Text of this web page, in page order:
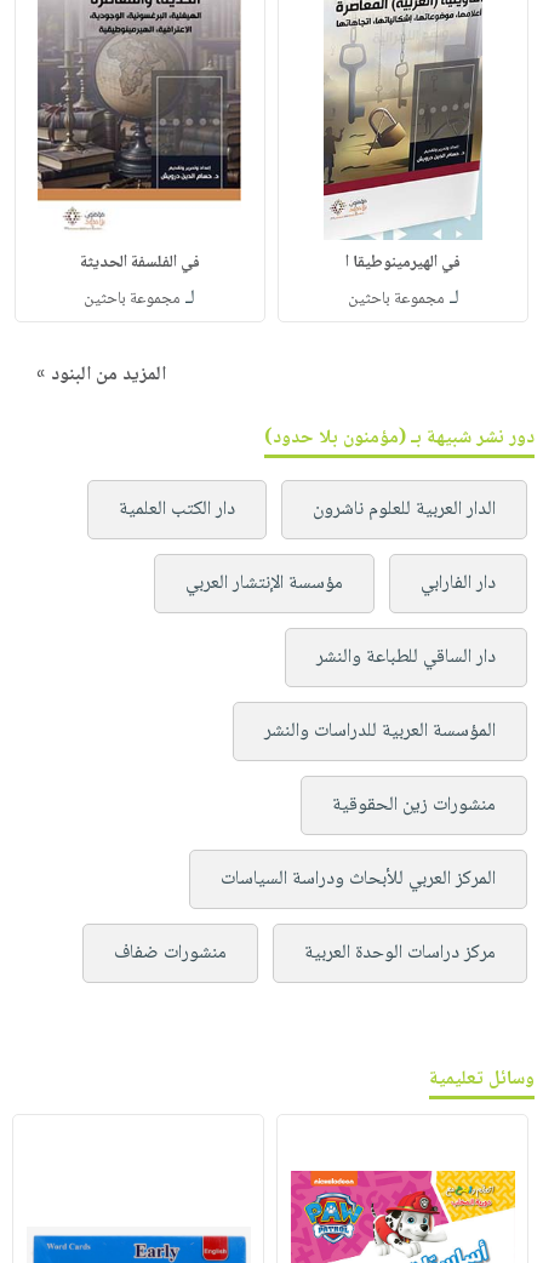
في الهيرمينوطيقا ا
لـ مجموعة باحثين
في الفلسفة الحديثة
لـ مجموعة باحثين
المزيد من البنود »
دور نشر شبيهة بـ (مؤمنون بلا حدود)
الدار العربية للعلوم ناشرون دار الكتب العلمية
دار الفارابي مؤسسة الإنتشار العربي
دار الساقي للطباعة والنشر
المؤسسة العربية للدراسات والنشر
منشورات زين الحقوقية
المركز العربي للأبحاث ودراسة السياسات
مركز دراسات الوحدة العربية منشورات ضفاف
وسائل تعليمية